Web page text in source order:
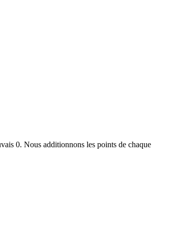
0. Nous additionnons les points de chaque